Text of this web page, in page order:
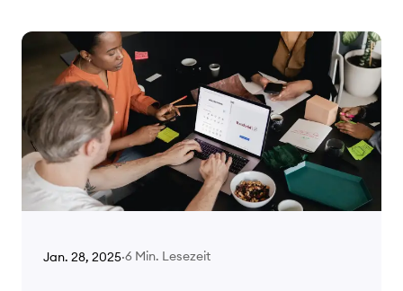
Jan. 28, 2025·6 Min. Lesezeit